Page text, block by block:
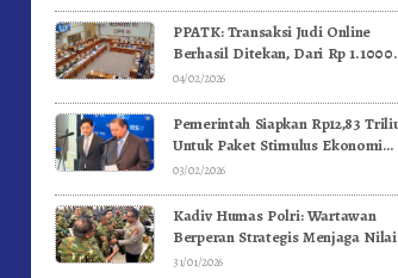
PPATK: Transaksi Judi Online
Berhasil Ditekan, Dari Rp 1.1000
Triliun Menjadi Rp 268 Triliun
04/02/2026
Pemerintah Siapkan Rp12,83
Untuk Paket Stimulus Ekonomi
Kuartal I-2026
03/02/2026
Kadiv Humas Polri: Wartawan
Berperan Strategis Menjaga Nilai
Kebangsaan, Demokrasi, dan
31/01/2026